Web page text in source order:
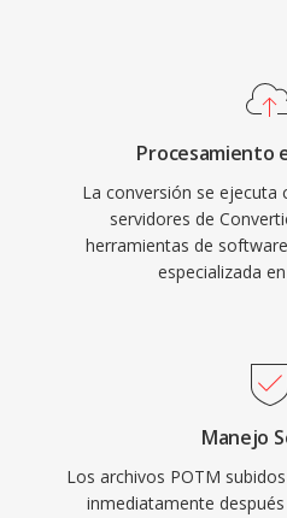
Procesamiento
La conversión se ejecuta
servidores de
herramientas de
especializada
Manejo
Los archivos POTM
inmediatamente